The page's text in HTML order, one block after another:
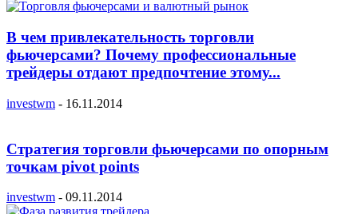
В чем привлекательность торговли
фьючерсами? Почему профессиональные
трейдеры отдают предпочтение этому...
investwm - 16.11.2014
Стратегия торговли фьючерсами по опорным
точкам pivot points
investwm - 09.11.2014